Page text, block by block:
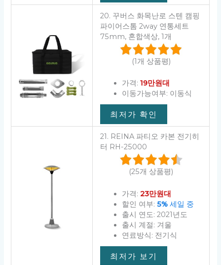
20. 꾸버스 화목난로 스텐 캠핑
파이어스톰 2way 연통세트
75mm, 혼합색상, 1개
(1개 상품평)
가격: 19만원대
이동가능여부: 이동식
최저가 확인
21. REINA 파티오 카본 전기히
터 RH-25000
(25개 상품평)
가격: 23만원대
할인 여부: 5%세일 중
출시 연도: 2021년도
출시 계절: 겨울
연료방식: 전기식
최저가 보기